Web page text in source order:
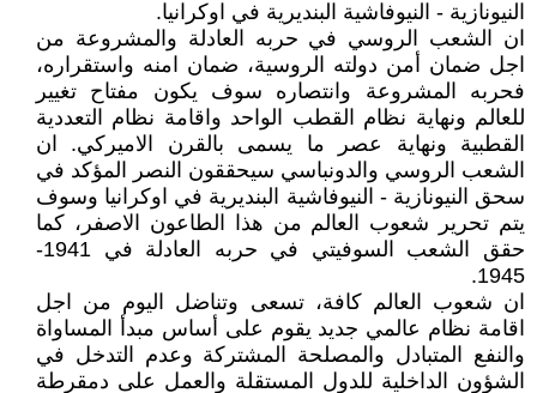
النيونازية - النيوفاشية البنديرية في اوكرانيا.
ان الشعب الروسي في حربه العادلة والمشروعة من
اجل ضمان أمن دولته الروسية، ضمان امنه واستقراره،
فحربه المشروعة وانتصاره سوف يكون مفتاح تغيير
للعالم ونهاية نظام القطب الواحد واقامة نظام التعددية
القطبية ونهاية عصر ما يسمى بالقرن الاميركي. ان
الشعب الروسي والدونباسي سيحققون النصر المؤكد في
سحق النيونازية - النيوفاشية البنديرية في اوكرانيا وسوف
يتم تحرير شعوب العالم من هذا الطاعون الاصفر، كما
حقق الشعب السوفيتي في حربه العادلة في 1941-
1945.
ان شعوب العالم كافة، تسعى وتناضل اليوم من اجل
اقامة نظام عالمي جديد يقوم على أساس مبدأ المساواة
والنفع المتبادل والمصلحة المشتركة وعدم التدخل في
الشؤون الداخلية للدول المستقلة والعمل على دمقرطة